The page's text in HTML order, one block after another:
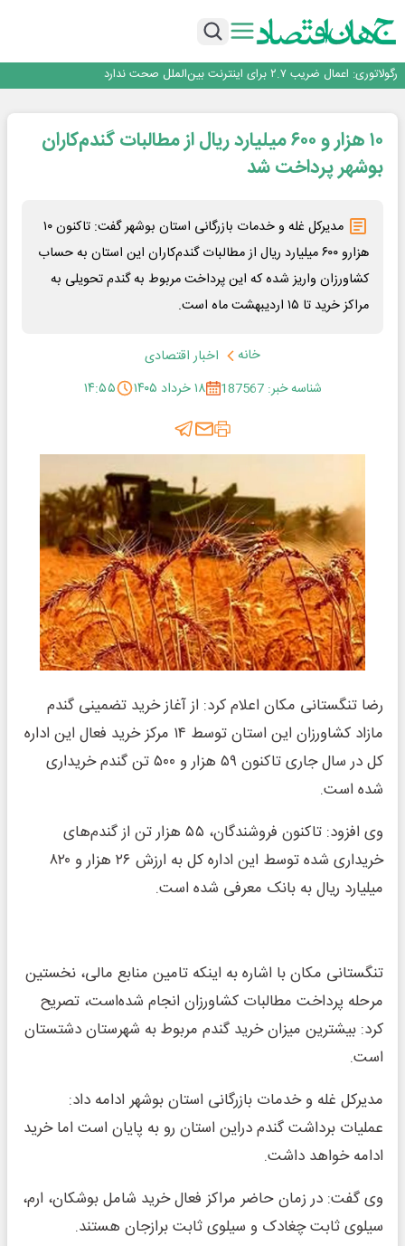
یک اشتباه کلاد، تمام اطلاعات کاربر را به باد داد
رگولاتوری: اعمال ضریب ۲.۷ برای اینترنت بین‌الملل صحت ندارد
با تقاضای برق ناپایدار هوش مصنوعی خودزنی می‌کند
یک اشتباه کلاد، تمام اطلاعات کاربر را به باد داد
اینوتکس امسال با مدل جدید برگزار می‌شود
۱۰ هزار و ۶۰۰ میلیارد ریال از مطالبات گندم‌کاران
بوشهر پرداخت شد
مدیرکل غله و خدمات بازرگانی استان بوشهر گفت: تاکنون ۱۰
هزارو ۶۰۰ میلیارد ریال از مطالبات گندم‌کاران این استان به حساب
کشاورزان واریز شده که این پرداخت مربوط به گندم تحویلی به
مراکز خرید تا ۱۵ اردیبهشت ماه است.
خانه
اخبار اقتصادی
شناسه خبر: 187567
۱۸ خرداد ۱۴۰۵ ۱۴:۵۵
رضا تنگستانی مکان اعلام کرد: از آغاز خرید تضمینی گندم
مازاد کشاورزان این استان توسط ۱۴ مرکز خرید فعال این اداره
کل در سال جاری تاکنون ۵۹ هزار و ۵۰۰ تن گندم خریداری
شده است.
وی افزود: تاکنون فروشندگان، ۵۵ هزار تن از گندم‌های
خریداری شده توسط این اداره کل به ارزش ۲۶ هزار و ۸۲۰
میلیارد ریال به بانک معرفی شده‌ است.
تنگستانی مکان با اشاره به اینکه تامین منابع مالی، نخستین
مرحله پرداخت مطالبات کشاورزان انجام شده‌است، تصریح
کرد: بیشترین میزان خرید گندم مربوط به شهرستان دشتستان
است.
مدیرکل غله و خدمات بازرگانی استان بوشهر ادامه داد:
عملیات برداشت گندم دراین استان رو به پایان است اما خرید
ادامه خواهد داشت.
وی گفت: در زمان حاضر مراکز فعال خرید شامل بوشکان، ارم،
سیلوی ثابت چغادک و سیلوی ثابت برازجان هستند.